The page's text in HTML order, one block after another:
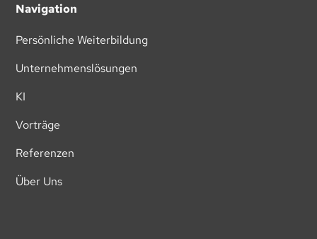
Navigation
Persönliche Weiterbildung
Unternehmenslösungen
KI
Vorträge
Referenzen
Über Uns